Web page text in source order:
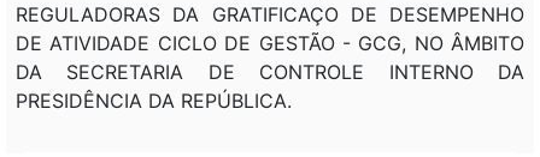
REGULADORAS DA GRATIFICAÇO DE DESEMPENHO
DE ATIVIDADE CICLO DE GESTÃO - GCG, NO ÂMBITO
DA SECRETARIA DE CONTROLE INTERNO DA
PRESIDÊNCIA DA REPÚBLICA.